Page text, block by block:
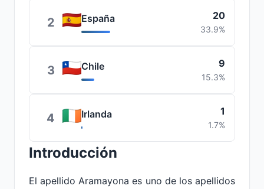
2 España 20
33.9%
3 Chile 9
15.3%
4 Irlanda 1
1.7%
Introducción
El apellido Aramayona es uno de los apellidos